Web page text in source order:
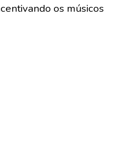
os músicos